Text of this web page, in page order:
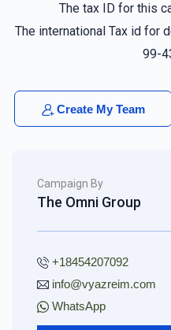
The tax ID for this
The international Tax id for
99-
Create My Team
Campaign By
The Omni Group
+18454207092
info@vyazreim.com
WhatsApp